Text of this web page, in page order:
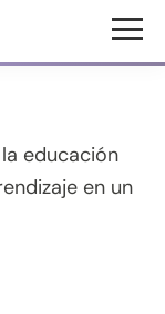
educación
en un